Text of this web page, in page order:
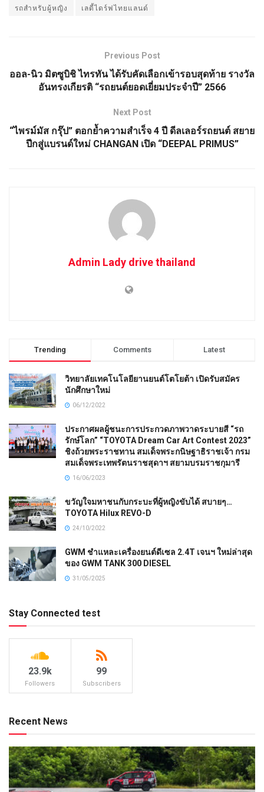
รถสำหรับผู้หญิง เลดี้ไดร์ฟไทยแลนด์
Previous Post
ออล-นิว มิตซูบิชิ ไทรทัน ได้รับคัดเลือกเข้ารอบสุดท้าย รางวัล
อันทรงเกียรติ “รถยนต์ยอดเยี่ยมประจำปี” 2566
Next Post
“ไพรม์มัส กรุ๊ป” ตอกย้ำความสำเร็จ 4 ปี ดีลเลอร์รถยนต์ สยาย
ปีกสู่แบรนด์ใหม่ CHANGAN เปิด “DEEPAL PRIMUS”
Admin Lady drive thailand
Trending Comments Latest
วิทยาลัยเทคโนโลยียานยนต์โตโยต้า เปิดรับสมัคร
นักศึกษาใหม่
06/12/2022
ประกาศผลผู้ชนะการประกวดภาพวาดระบายสี “รถ
รักษ์โลก” “TOYOTA Dream Car Art Contest 2023”
ชิงถ้วยพระราชทาน สมเด็จพระกนิษฐาธิราชเจ้า กรม
สมเด็จพระเทพรัตนราชสุดาฯ สยามบรมราชกุมารี
16/06/2023
ขวัญใจมหาชนกับกระบะที่ผู้หญิงขับได้ สบายๆ…
TOYOTA Hilux REVO-D
24/10/2022
GWM ชำแหละเครื่องยนต์ดีเซล 2.4T เจนฯ ใหม่ล่าสุด
ของ GWM TANK 300 DIESEL
31/05/2025
Stay Connected test
23.9k
Followers
99
Subscribers
Recent News